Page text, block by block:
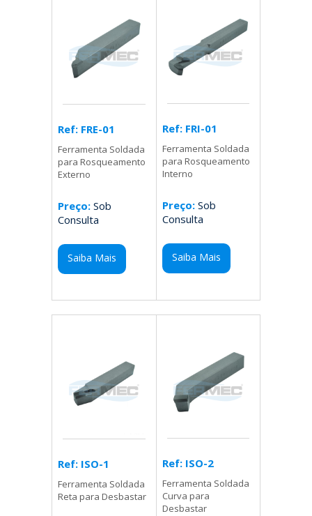
Ref: FRE-01
Ferramenta Soldada
para Rosqueamento
Externo
Preço: Sob
Consulta
Saiba Mais
Ref: FRI-01
Ferramenta Soldada
para Rosqueamento
Interno
Preço:Sob
Consulta
Saiba Mais
Ref: ISO-1
Ferramenta Soldada
Reta para Desbastar
Ref: ISO-2
Ferramenta Soldada
Curva para
Desbastar